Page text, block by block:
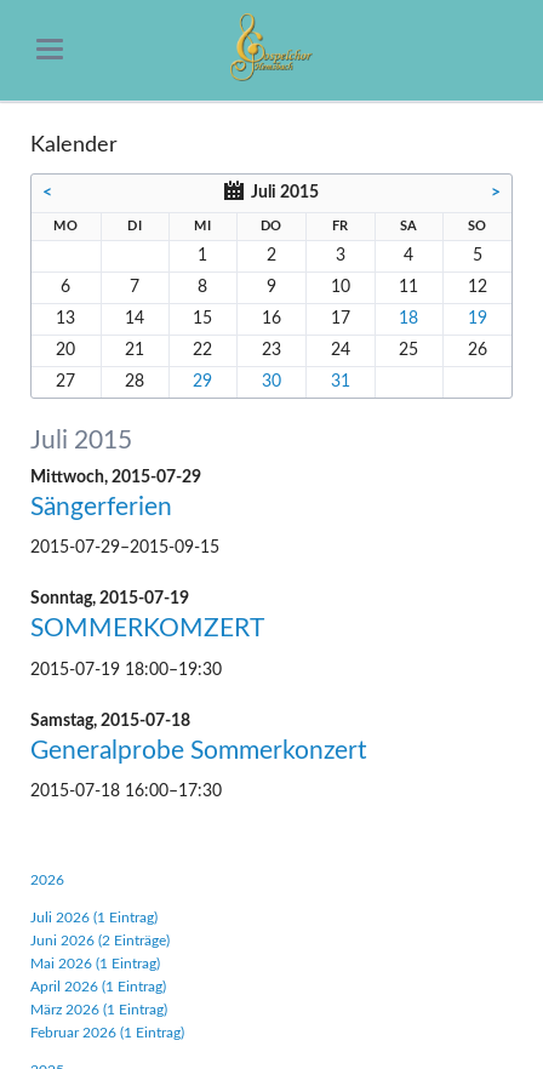
Kalender
< Juli 2015 >
MO DI MI DO FR SA SO
1 2 3 4
5
6
7 8 9 10 11
12
13
14 15 16 17 18
19
20
21 22 23 24 25
26
27
28 29 30 31
Juli 2015
Mittwoch, 2015-07-29
Sängerferien
2015-07-29–2015-09-15
Sonntag, 2015-07-19
SOMMERKOMZERT
2015-07-19 18:00–19:30
Samstag, 2015-07-18
Generalprobe Sommerkonzert
2015-07-18 16:00–17:30
2026
Juli 2026 (1 Eintrag)
Juni 2026 (2 Einträge)
Mai 2026 (1 Eintrag)
April 2026 (1 Eintrag)
März 2026 (1 Eintrag)
Februar 2026 (1 Eintrag)